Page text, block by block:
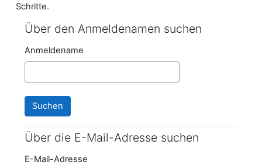
Schritte.
Über den Anmeldenamen suchen
Über den Anmeldenamen suchen
Anmeldename
Über die E-Mail-Adresse suchen
Über die E-Mail-Adresse suchen
E-Mail-Adresse